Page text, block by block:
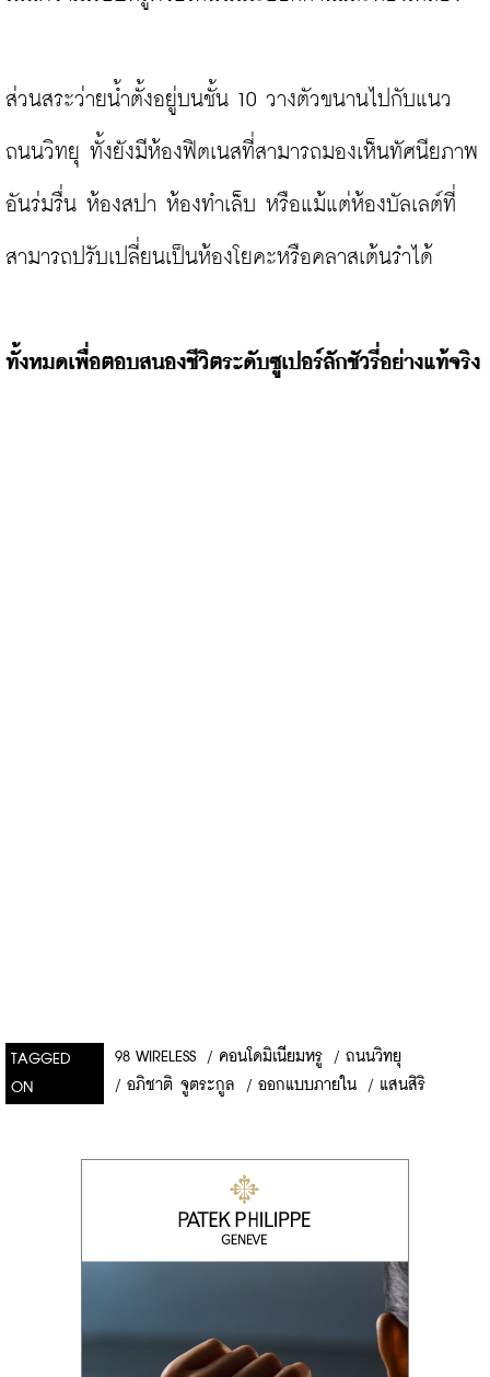
ส่วนสระว่ายน้ำตั้งอยู่บนชั้น 10 วางตัวขนานไปกับแนว
ถนนวิทยุ ทั้งยังมีห้องฟิตเนสที่สามารถมองเห็นทัศนียภาพ
อันร่มรื่น ห้องสปา ห้องทำเล็บ หรือแม้แต่ห้องบัลเลต์ที่
สามารถปรับเปลี่ยนเป็นห้องโยคะหรือคลาสเต้นรำได้
ทั้งหมดเพื่อตอบสนองชีวิตระดับซูเปอร์ลักชัวรี่อย่างแท้จริง
TAGGED
ON
98 WIRELESS / คอนโดมิเนียมหรู / ถนนวิทยุ
/ อภิชาติ จูตระกูล / ออกแบบภายใน / แสนสิริ